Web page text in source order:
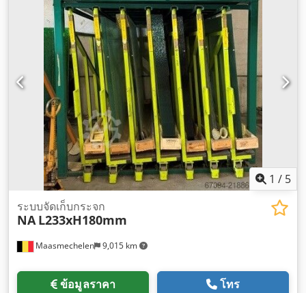
1 / 5
Maasmechelen 9,015 km
ระบบจัดเก็บกระจก
NA L233xH180mm
ข้อมูลราคา โทร